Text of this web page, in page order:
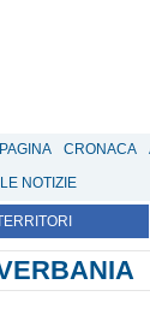
CRONACA
NOTIZIE